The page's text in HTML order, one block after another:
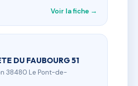
Voir la fiche →
DU FAUBOURG 51
38480 Le Pont-de-